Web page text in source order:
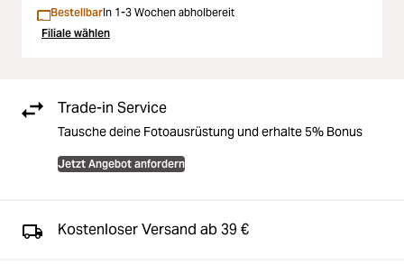
BestellbarIn 1-3 Wochen abholbereit
Filiale wählen
Trade-in Service
Tausche deine Fotoausrüstung und erhalte 5% Bonus
Jetzt Angebot anfordern
Kostenloser Versand ab 39 €